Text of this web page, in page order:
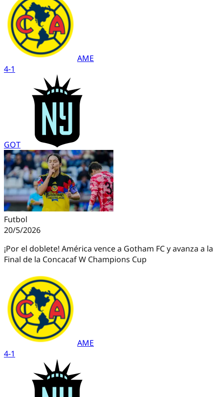
AME
4-1
GOT
Futbol
20/5/2026
¡Por el doblete! América vence a Gotham FC y avanza a la
Final de la Concacaf W Champions Cup
AME
4-1